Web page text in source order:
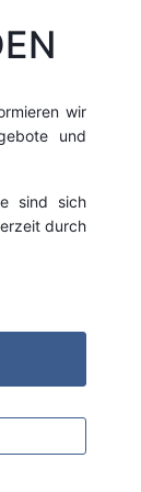
wir
und
sind sich
durch